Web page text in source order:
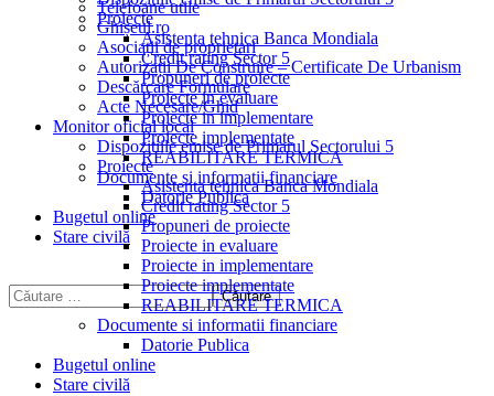
Proiecte
Asistenta tehnica Banca Mondiala
Credit rating Sector 5
Propuneri de proiecte
Proiecte in evaluare
Proiecte in implementare
Proiecte implementate
REABILITARE TERMICA
Documente si informatii financiare
Datorie Publica
Bugetul online
Stare civilă
Telefoane utile
Ghișeul.ro
Asociații de proprietari
Autorizații De Construire – Certificate De Urbanism
Descărcare Formulare
Acte Necesare/Ghid
Monitor oficial local
Dispozitiile emise de Primarul Sectorului 5
Proiecte
Asistenta tehnica Banca Mondiala
Credit rating Sector 5
Propuneri de proiecte
Proiecte in evaluare
Proiecte in implementare
Proiecte implementate
REABILITARE TERMICA
Documente si informatii financiare
Datorie Publica
Bugetul online
Stare civilă